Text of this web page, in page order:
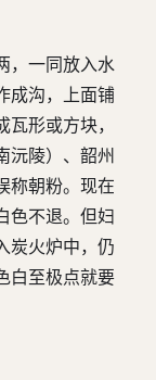
，一同放入水
成沟，上面铺
形或方块，
沅陵）、韶州
称朝粉。现在
色不退。但妇
炭火炉中，仍
白至极点就要